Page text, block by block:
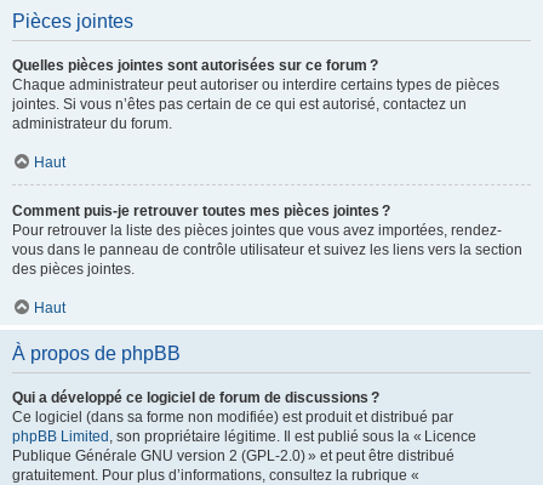
Pièces jointes
Quelles pièces jointes sont autorisées sur ce forum ?
Chaque administrateur peut autoriser ou interdire certains types de pièces
jointes. Si vous n’êtes pas certain de ce qui est autorisé, contactez un
administrateur du forum.
Haut
Comment puis-je retrouver toutes mes pièces jointes ?
Pour retrouver la liste des pièces jointes que vous avez importées, rendez-
vous dans le panneau de contrôle utilisateur et suivez les liens vers la section
des pièces jointes.
Haut
À propos de phpBB
Qui a développé ce logiciel de forum de discussions ?
Ce logiciel (dans sa forme non modifiée) est produit et distribué par
phpBB Limited , son propriétaire légitime. Il est publié sous la « Licence
Publique Générale GNU version 2 (GPL-2.0) » et peut être distribué
gratuitement. Pour plus d’informations, consultez la rubrique «